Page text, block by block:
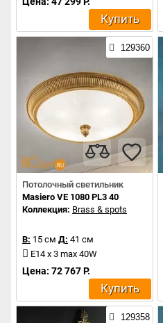
Купить
129360
Потолочный светильник
Masiero VE 1080 PL3 40
Коллекция: Brass & spots
В: 15 см Д: 41 см
E14 x 3 max 40W
Цена: 72 767 Р.
Купить
129358